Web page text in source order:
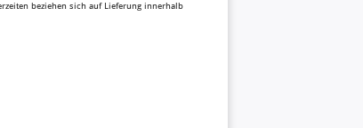
beziehen sich auf Lieferung innerhalb